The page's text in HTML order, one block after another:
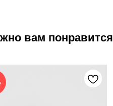
вам понравится